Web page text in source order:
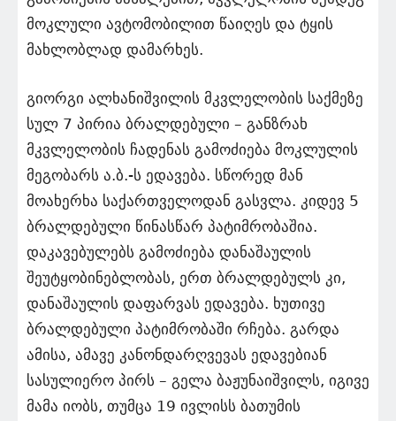
მოკლული ავტომობილით წაიღეს და ტყის
მახლობლად დამარხეს.
გიორგი ალხანიშვილის მკვლელობის საქმეზე
სულ 7 პირია ბრალდებული – განზრახ
მკვლელობის ჩადენას გამოძიება მოკლულის
მეგობარს ა.ბ.-ს ედავება. სწორედ მან
მოახერხა საქართველოდან გასვლა. კიდევ 5
ბრალდებული წინასწარ პატიმრობაშია.
დაკავებულებს გამოძიება დანაშაულის
შეუტყობინებლობას, ერთ ბრალდებულს კი,
დანაშაულის დაფარვას ედავება. ხუთივე
ბრალდებული პატიმრობაში რჩება. გარდა
ამისა, ამავე კანონდარღვევას ედავებიან
სასულიერო პირს – გელა ბაჟუნაიშვილს, იგივე
მამა იობს, თუმცა 19 ივლისს ბათუმის